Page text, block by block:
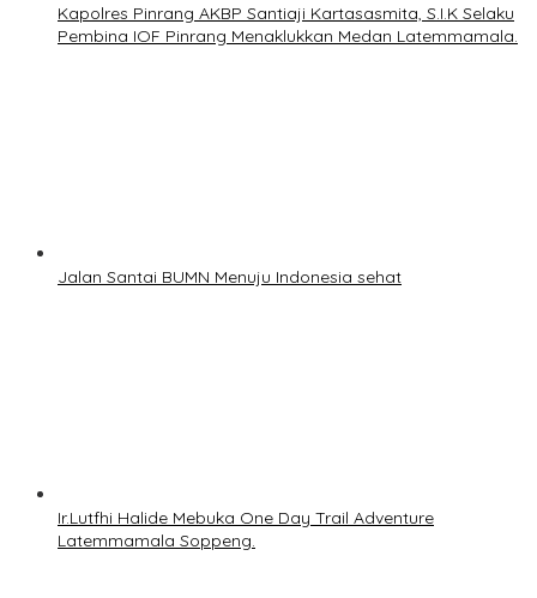
Kapolres Pinrang AKBP Santiaji Kartasasmita, S.I.K Selaku
Pembina IOF Pinrang Menaklukkan Medan Latemmamala.
Jalan Santai BUMN Menuju Indonesia sehat
Ir.Lutfhi Halide Mebuka One Day Trail Adventure
Latemmamala Soppeng.